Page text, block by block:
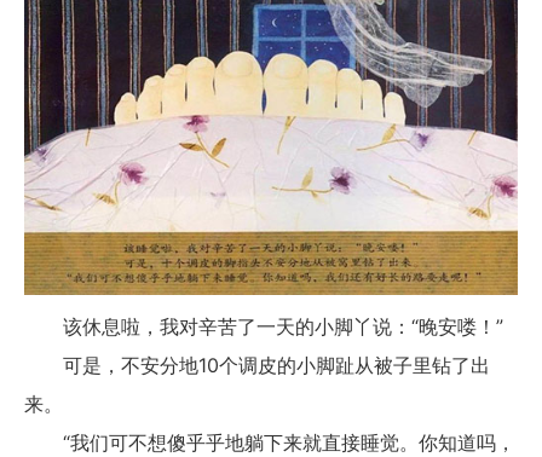
该休息啦，我对辛苦了一天的小脚丫说：“晚安喽！”
可是，不安分地10个调皮的小脚趾从被子里钻了出
来。
“我们可不想傻乎乎地躺下来就直接睡觉。你知道吗，